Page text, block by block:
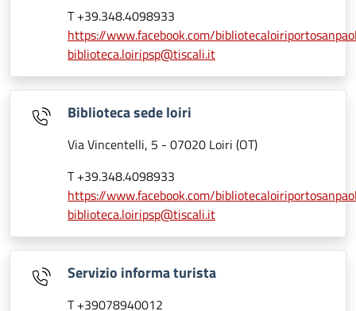
T +39.348.4098933
https://www.facebook.com/
biblioteca.loiripsp@tiscali.it
Biblioteca sede loiri
Via Vincentelli, 5 - 07020 Loiri (OT)
T +39.348.4098933
https://www.facebook.com/
biblioteca.loiripsp@tiscali.it
Servizio informa turista
T +39078940012